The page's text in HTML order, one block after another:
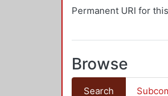
Permanent URI for
Browse
Search